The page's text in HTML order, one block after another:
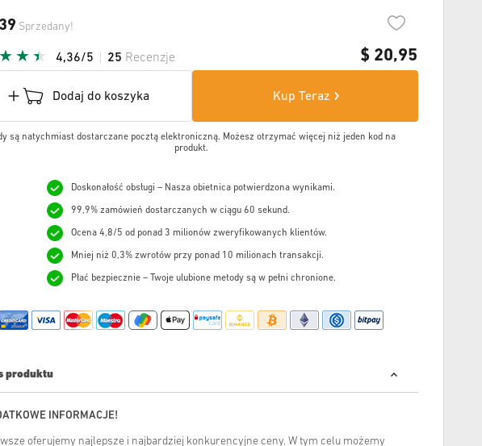
Sprzedany!
$ 20,95
4,36/5 25 Recenzje
Dodaj do koszyka Kup Teraz
są natychmiast dostarczane pocztą elektroniczną. Możesz otrzymać więcej niż jeden kod na
produkt.
Doskonałość obsługi – Nasza obietnica potwierdzona wynikami.
99,9% zamówień dostarczanych w ciągu 60 sekund.
Ocena 4,8/5 od ponad 3 milionów zweryfikowanych klientów.
Mniej niż 0,3% zwrotów przy ponad 10 milionach transakcji.
Płać bezpiecznie – Twoje ulubione metody są w pełni chronione.
produktu
INFORMACJE!
oferujemy najlepsze i najbardziej konkurencyjne ceny. W tym celu możemy